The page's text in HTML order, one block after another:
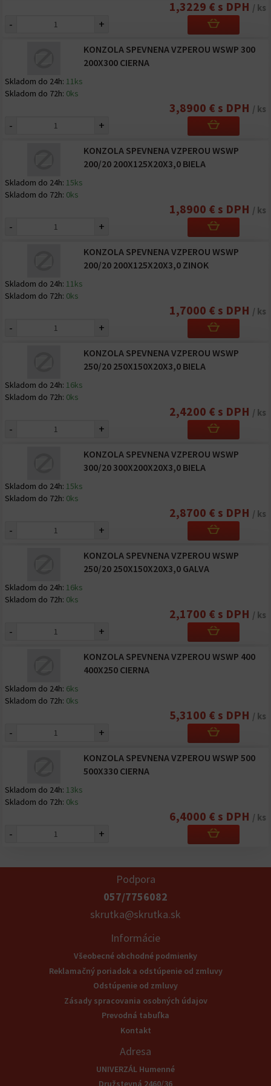
1,3229 € s DPH / ks
- +
KONZOLA SPEVNENA VZPEROU WSWP 300
200X300 CIERNA
Skladom do 24h: 11ks
Skladom do 72h: 0ks
3,8900 € s DPH / ks
- +
KONZOLA SPEVNENA VZPEROU WSWP
200/20 200X125X20X3,0 BIELA
Skladom do 24h: 15ks
Skladom do 72h: 0ks
1,8900 € s DPH / ks
- +
KONZOLA SPEVNENA VZPEROU WSWP
200/20 200X125X20X3,0 ZINOK
Skladom do 24h: 11ks
Skladom do 72h: 0ks
1,7000 € s DPH / ks
- +
KONZOLA SPEVNENA VZPEROU WSWP
250/20 250X150X20X3,0 BIELA
Skladom do 24h: 16ks
Skladom do 72h: 0ks
2,4200 € s DPH / ks
- +
KONZOLA SPEVNENA VZPEROU WSWP
300/20 300X200X20X3,0 BIELA
Skladom do 24h: 15ks
Skladom do 72h: 0ks
2,8700 € s DPH / ks
- +
KONZOLA SPEVNENA VZPEROU WSWP
250/20 250X150X20X3,0 GALVA
Skladom do 24h: 16ks
Skladom do 72h: 0ks
2,1700 € s DPH / ks
- +
KONZOLA SPEVNENA VZPEROU WSWP 400
400X250 CIERNA
Skladom do 24h: 6ks
Skladom do 72h: 0ks
5,3100 € s DPH / ks
- +
KONZOLA SPEVNENA VZPEROU WSWP 500
500X330 CIERNA
Skladom do 24h: 13ks
Skladom do 72h: 0ks
6,4000 € s DPH / ks
- +
Podpora
057/7756082
skrutka@skrutka.sk
Informácie
Všeobecné obchodné podmienky
Reklamačný poriadok a odstúpenie od zmluvy
Odstúpenie od zmluvy
Zásady spracovania osobných údajov
Prevodná tabuľka
Kontakt
Adresa
UNIVERZÁL Humenné
Družstevná 2460/36